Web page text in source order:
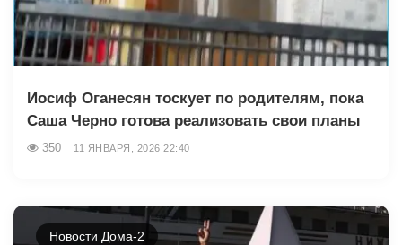
Иосиф Оганесян тоскует по родителям, пока
Саша Черно готова реализовать свои планы
350 11 ЯНВАРЯ, 2026 22:40
Новости Дома-2